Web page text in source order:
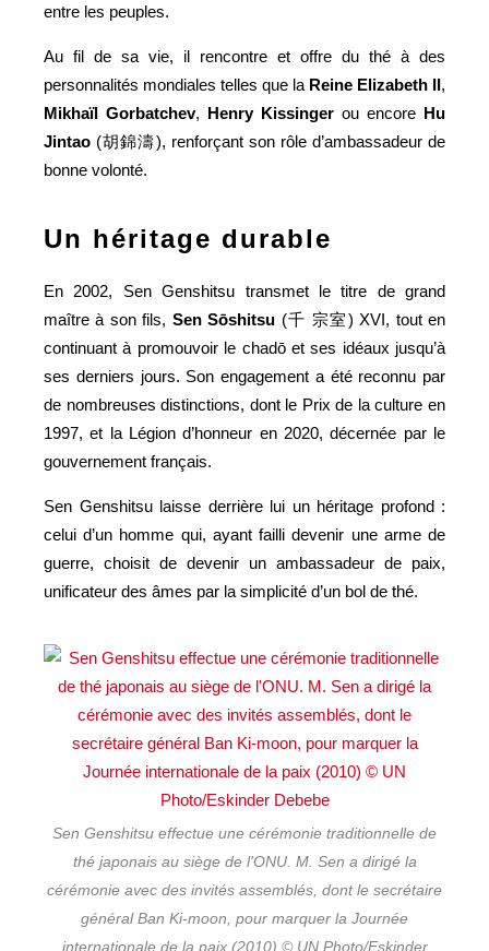
entre les peuples.
Au fil de sa vie, il rencontre et offre du thé à des
personnalités mondiales telles que la Reine Elizabeth II,
Mikhaïl Gorbatchev, Henry Kissinger ou encore Hu
Jintao (胡錦濤), renforçant son rôle d’ambassadeur de
bonne volonté.
Un héritage durable
En 2002, Sen Genshitsu transmet le titre de grand
maître à son fils, Sen Sōshitsu (千 宗室) XVI, tout en
continuant à promouvoir le chadō et ses idéaux jusqu’à
ses derniers jours. Son engagement a été reconnu par
de nombreuses distinctions, dont le Prix de la culture en
1997, et la Légion d’honneur en 2020, décernée par le
gouvernement français.
Sen Genshitsu laisse derrière lui un héritage profond :
celui d’un homme qui, ayant failli devenir une arme de
guerre, choisit de devenir un ambassadeur de paix,
unificateur des âmes par la simplicité d’un bol de thé.
Sen Genshitsu effectue une cérémonie traditionnelle de
thé japonais au siège de l'ONU. M. Sen a dirigé la
cérémonie avec des invités assemblés, dont le secrétaire
général Ban Ki-moon, pour marquer la Journée
internationale de la paix (2010) © UN Photo/Eskinder